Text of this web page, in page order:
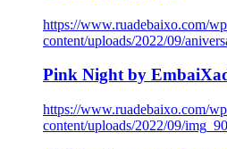
https://www.ruadebaixo.com/
content/uploads/2022/09/
Pink Night by
https://www.ruadebaixo.com/
content/uploads/2022/09/